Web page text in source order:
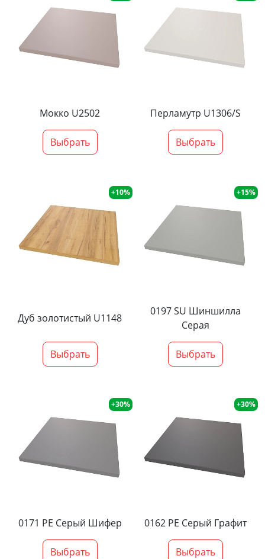
Мокко U2502
Выбрать
Перламутр U1306/S
Выбрать
+10%
Дуб золотистый U1148
Выбрать
+15%
0197 SU Шиншилла
Серая
Выбрать
+30%
0171 PE Серый Шифер
Выбрать
+30%
0162 PE Серый Графит
Выбрать